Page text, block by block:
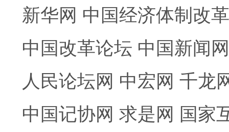
新华网 中国经济体制改
中国改革论坛 中国新闻网
人民论坛网 中宏网 千龙
中国记协网 求是网 国家